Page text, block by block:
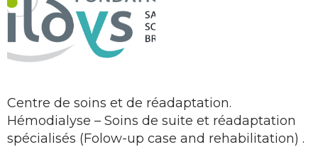
Centre de soins et de réadaptation.
Hémodialyse – Soins de suite et réadaptation
spécialisés (Folow-up case and rehabilitation) .